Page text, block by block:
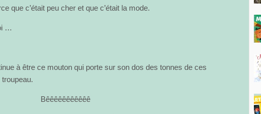
que c’était peu cher et que c’était la mode.
…
à être ce mouton qui porte sur son dos des tonnes de ces
Bêêêêêêêêêêê